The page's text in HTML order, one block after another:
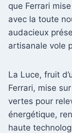
que Ferrari
avec la toute
audacieux
artisanale vole
La Luce, fruit
Ferrari, mise
vertes pour
énergétique,
haute